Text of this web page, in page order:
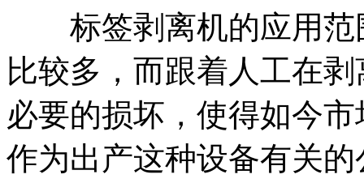
标签剥离机的应用范
比较多，而跟着人工在
必要的损坏，使得如今
作为出产这种设备有关